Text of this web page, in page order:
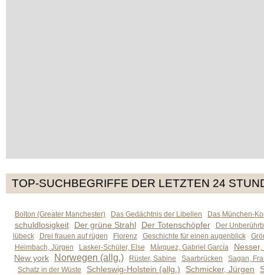
TOP-SUCHBEGRIFFE DER LETZTEN 24
Bolton (Greater Manchester) Das Gedächtnis der Libellen Das München-
schuldlosigkeit Der grüne Strahl Der Totenschöpfer
Der
lübeck
Drei frauen auf rügen Florenz Geschichte für einen augenblick
Heimbach, Jürgen
Lasker-Schüler, Else Márquez, Gabriel García
New york
Norwegen (allg.) Rüster, Sabine Saarbrücken
Sagan,
Schatz in der Wüste
Schleswig-Holstein (allg.) Schmicker, Jürgen